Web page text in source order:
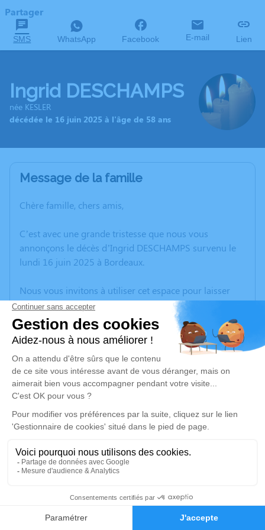
Faire-part Hommages
Partager
SMS WhatsApp Facebook E-mail Lien
Ingrid DESCHAMPS
née KESLER
décédée le 16 juin 2025 à l'âge de 58 ans
Message de la famille
Chère famille, chers amis,
C’est avec une grande tristesse que nous vous
annonçons le décès d’Ingrid DESCHAMPS survenu le
lundi 16 juin 2025 à Bordeaux.
Nous vous invitons à utiliser cet espace pour laisser
vos condoléances, partager des photos souvenirs, une
anecdote ou exprimer vos pensées à travers des
poèmes ou des textes. Cet endroit est un lieu
d'expression dédié à honorer la mémoire d’Ingrid
DESCHAMPS.
Un service de plantation d’arbre hommage est
disponible ici.
Je rends hommage
Cérémonie civile
Crématorium de Mérignac
Avenue du Souvenir